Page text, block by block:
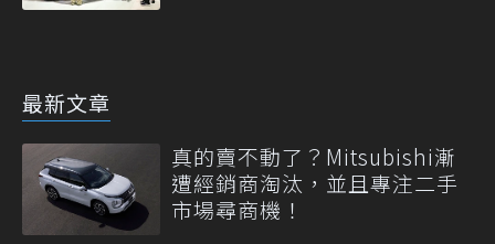
最新文章
真的賣不動了？Mitsubishi漸
遭經銷商淘汰，並且專注二手
市場尋商機！